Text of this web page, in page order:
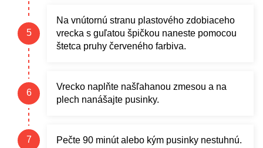
Na vnútornú stranu plastového zdobiaceho
vrecka s guľatou špičkou naneste pomocou
štetca pruhy červeného farbiva.
Vrecko naplňte našľahanou zmesou a na
plech nanášajte pusinky.
Pečte 90 minút alebo kým pusinky nestuhnú.